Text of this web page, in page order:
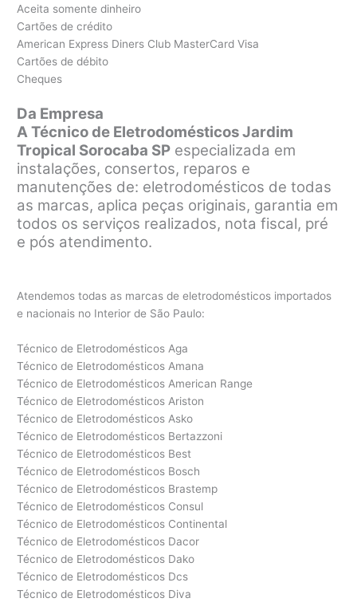
Aceita somente dinheiro
Cartões de crédito
American Express Diners Club MasterCard Visa
Cartões de débito
Cheques
Da Empresa
A Técnico de Eletrodomésticos Jardim
Tropical Sorocaba SP especializada em
instalações, consertos, reparos e
manutenções de: eletrodomésticos de todas
as marcas, aplica peças originais, garantia em
todos os serviços realizados, nota fiscal, pré
e pós atendimento.
Atendemos todas as marcas de eletrodomésticos importados
e nacionais no Interior de São Paulo:
Técnico de Eletrodomésticos Aga
Técnico de Eletrodomésticos Amana
Técnico de Eletrodomésticos American Range
Técnico de Eletrodomésticos Ariston
Técnico de Eletrodomésticos Asko
Técnico de Eletrodomésticos Bertazzoni
Técnico de Eletrodomésticos Best
Técnico de Eletrodomésticos Bosch
Técnico de Eletrodomésticos Brastemp
Técnico de Eletrodomésticos Consul
Técnico de Eletrodomésticos Continental
Técnico de Eletrodomésticos Dacor
Técnico de Eletrodomésticos Dako
Técnico de Eletrodomésticos Dcs
Técnico de Eletrodomésticos Diva